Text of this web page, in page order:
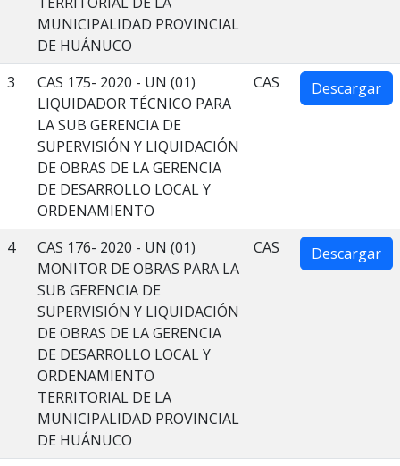
MUNICIPALIDAD PROVINCIAL
DE HUÁNUCO
3
CAS 175- 2020 - UN (01)
LIQUIDADOR TÉCNICO PARA
LA SUB GERENCIA DE
SUPERVISIÓN Y LIQUIDACIÓN
DE OBRAS DE LA GERENCIA
DE DESARROLLO LOCAL Y
ORDENAMIENTO
CAS Descargar
4
CAS 176- 2020 - UN (01)
MONITOR DE OBRAS PARA LA
SUB GERENCIA DE
SUPERVISIÓN Y LIQUIDACIÓN
DE OBRAS DE LA GERENCIA
DE DESARROLLO LOCAL Y
ORDENAMIENTO
TERRITORIAL DE LA
MUNICIPALIDAD PROVINCIAL
DE HUÁNUCO
CAS Descargar